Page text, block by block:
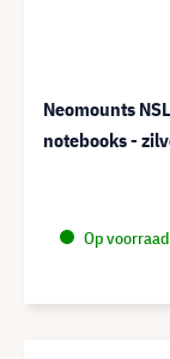
Neomounts
notebooks -
Op